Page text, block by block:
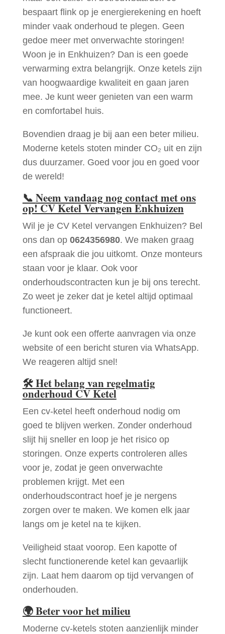
bespaart flink op je energierekening en hoeft
minder vaak onderhoud te plegen. Geen
gedoe meer met onverwachte storingen!
Woon je in Enkhuizen? Dan is een goede
verwarming extra belangrijk. Onze ketels zijn
van hoogwaardige kwaliteit en gaan jaren
mee. Je kunt weer genieten van een warm
en comfortabel huis.
Bovendien draag je bij aan een beter milieu.
Moderne ketels stoten minder CO₂ uit en zijn
dus duurzamer. Goed voor jou en goed voor
de wereld!
📞 Neem vandaag nog contact met ons
op! CV Ketel Vervangen Enkhuizen
Wil je je CV Ketel vervangen Enkhuizen? Bel
ons dan op 0624356980. We maken graag
een afspraak die jou uitkomt. Onze monteurs
staan voor je klaar. Ook voor
onderhoudscontracten kun je bij ons terecht.
Zo weet je zeker dat je ketel altijd optimaal
functioneert.
Je kunt ook een offerte aanvragen via onze
website of een bericht sturen via WhatsApp.
We reageren altijd snel!
🛠Het belang van regelmatig
onderhoud CV Ketel
Een cv-ketel heeft onderhoud nodig om
goed te blijven werken. Zonder onderhoud
slijt hij sneller en loop je het risico op
storingen. Onze experts controleren alles
voor je, zodat je geen onverwachte
problemen krijgt. Met een
onderhoudscontract hoef je je nergens
zorgen over te maken. We komen elk jaar
langs om je ketel na te kijken.
Veiligheid staat voorop. Een kapotte of
slecht functionerende ketel kan gevaarlijk
zijn. Laat hem daarom op tijd vervangen of
onderhouden.
🌍Beter voor het milieu
Moderne cv-ketels stoten aanzienlijk minder